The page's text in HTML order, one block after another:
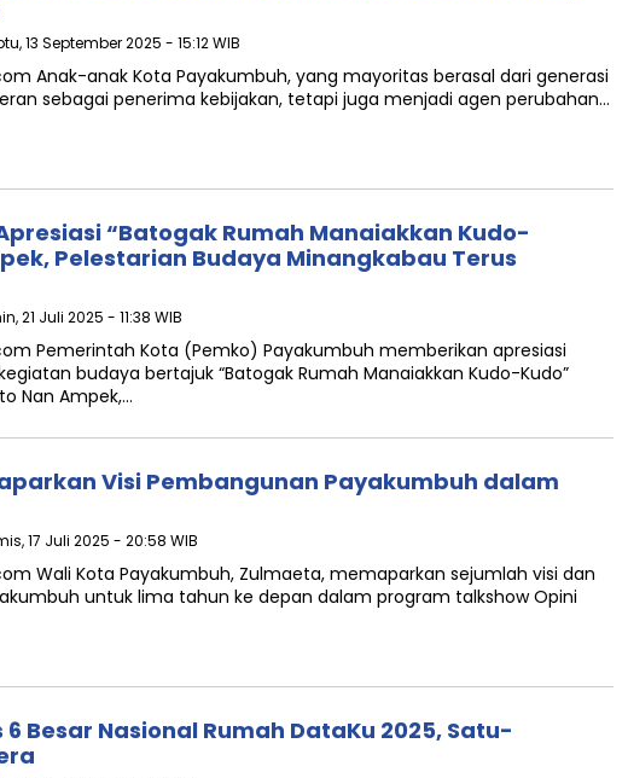
13 September 2025 - 15:12 WIB
Anak-anak Kota Payakumbuh, yang mayoritas berasal dari generasi
sebagai penerima kebijakan, tetapi juga menjadi agen perubahan…
“Batogak Rumah Manaiakkan Kudo-
Pelestarian Budaya Minangkabau Terus
21 Juli 2025 - 11:38 WIB
Pemerintah Kota (Pemko) Payakumbuh memberikan apresiasi
budaya bertajuk “Batogak Rumah Manaiakkan Kudo-Kudo”
Nan Ampek,…
Visi Pembangunan Payakumbuh dalam
17 Juli 2025 - 20:58 WIB
Wali Kota Payakumbuh, Zulmaeta, memaparkan sejumlah visi dan
untuk lima tahun ke depan dalam program talkshow Opini
Besar Nasional Rumah DataKu 2025, Satu-